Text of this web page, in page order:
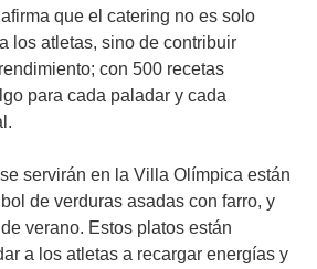
que el catering no es solo
los atletas, sino de contribuir
con 500 recetas
para cada paladar y cada
servirán en la Villa Olímpica están
de verduras asadas con farro, y
verano. Estos platos están
a los atletas a recargar energías y